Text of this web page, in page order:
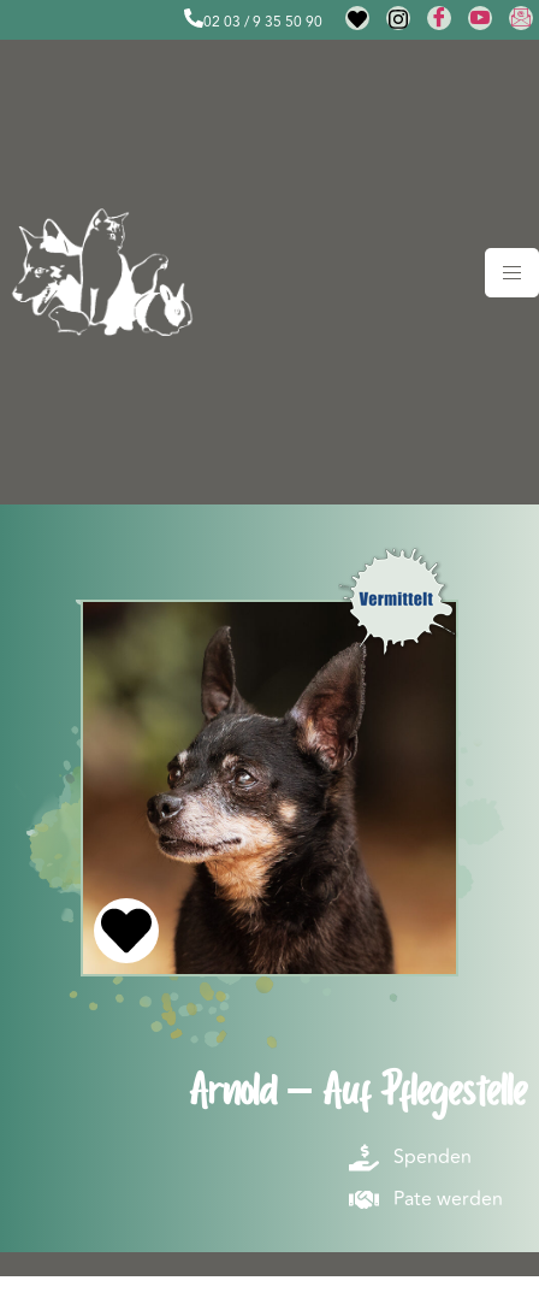
02 03 / 9 35 50 90
Arnold – Auf Pflegestelle
Spenden
Pate werden